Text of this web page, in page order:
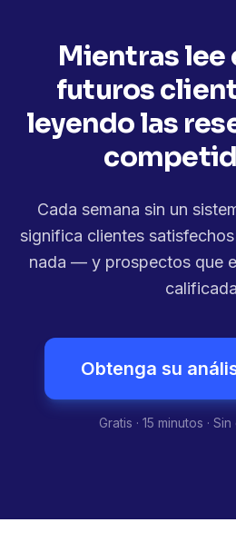
Mientras lee
futuros
leyendo las
Cada semana sin un
significa clientes
nada — y prospectos que
Obtenga su
Gratis · 15 minutos ·